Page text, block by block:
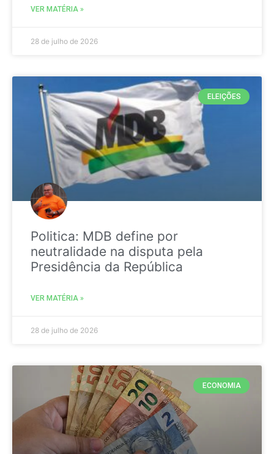
VER MATÉRIA »
28 de julho de 2026
ELEIÇÕES
Politica: MDB define por
neutralidade na disputa pela
Presidência da República
VER MATÉRIA »
28 de julho de 2026
ECONOMIA